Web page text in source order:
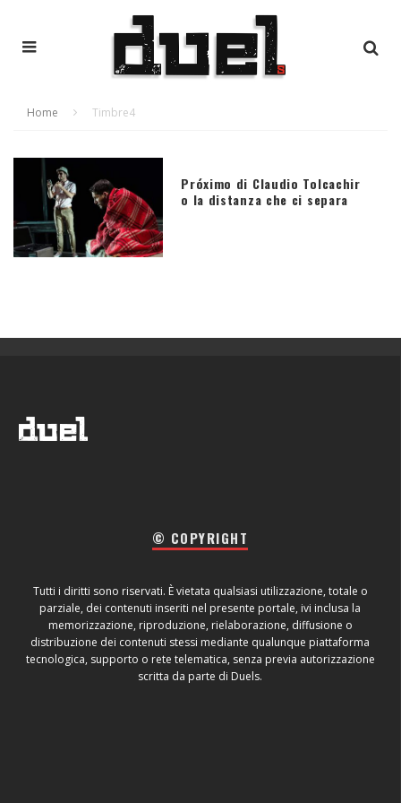
Home Timbre4
Próximo di Claudio Tolcachir
o la distanza che ci separa
© COPYRIGHT
Tutti i diritti sono riservati. È vietata qualsiasi utilizzazione, totale o
parziale, dei contenuti inseriti nel presente portale, ivi inclusa la
memorizzazione, riproduzione, rielaborazione, diffusione o
distribuzione dei contenuti stessi mediante qualunque piattaforma
tecnologica, supporto o rete telematica, senza previa autorizzazione
scritta da parte di Duels.